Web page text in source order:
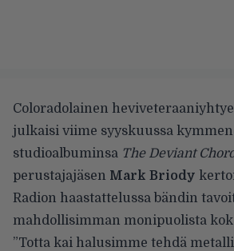
Coloradolainen heviveteraaniyhtye
julkaisi viime syyskuussa
studioalbuminsa The Deviant
perustajajäsen Mark Briody
Radion haastattelussa bändin
mahdollisimman monipuolista
”Totta kai halusimme tehdä